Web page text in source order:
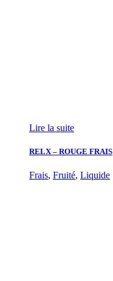
Lire la suite
RELX – ROUGE FRAIS
Frais, Fruité, Liquide